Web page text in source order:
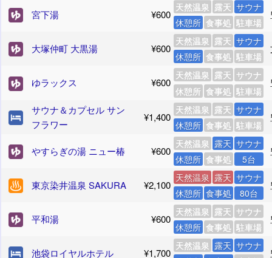
宮下湯 ¥600
天然温泉 露天 サウナ
休憩所 食事処 駐車場
大塚仲町 大黒湯 ¥600
天然温泉 露天 サウナ
休憩所 食事処 駐車場
ゆラックス ¥600
天然温泉 露天 サウナ
休憩所 食事処 駐車場
サウナ＆カプセル サン
フラワー
¥1,400
天然温泉 露天 サウナ
休憩所 食事処 駐車場
やすらぎの湯 ニュー椿 ¥600
天然温泉 露天 サウナ
休憩所 食事処 5台
東京染井温泉 SAKURA ¥2,100
天然温泉 露天 サウナ
休憩所 食事処 80台
平和湯 ¥600
天然温泉 露天 サウナ
休憩所 食事処 駐車場
池袋ロイヤルホテル ¥1,700
天然温泉 露天 サウナ